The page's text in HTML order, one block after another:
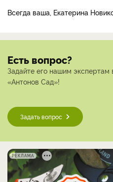
Всегда ваша, Екатерина
Есть вопрос?
Задайте его нашим экспертам
«Антонов Сад»!
Задать вопрос
РЕКЛАМА